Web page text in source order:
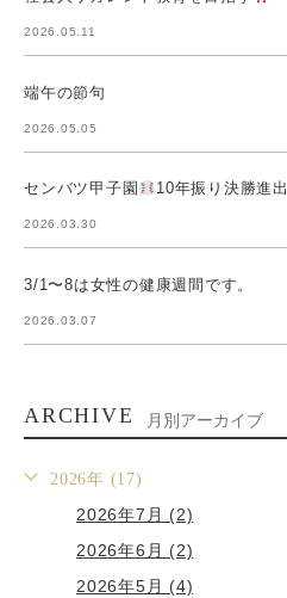
2026.05.11
端午の節句
2026.05.05
センバツ甲子園 10年振り決勝進出
2026.03.30
3/1〜8は女性の健康週間です。
2026.03.07
ARCHIVE 月別アーカイブ
2026年 (17)
2026年7月 (2)
2026年6月 (2)
2026年5月 (4)